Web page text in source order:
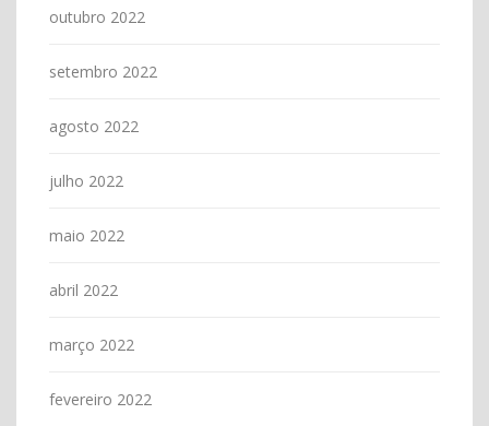
outubro 2022
setembro 2022
agosto 2022
julho 2022
maio 2022
abril 2022
março 2022
fevereiro 2022